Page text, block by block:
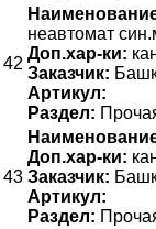
42
неавтомат
Доп.хар-ки:
Заказчик:
Артикул:
Раздел:
43
Доп.хар-ки:
Заказчик:
Артикул:
Раздел: